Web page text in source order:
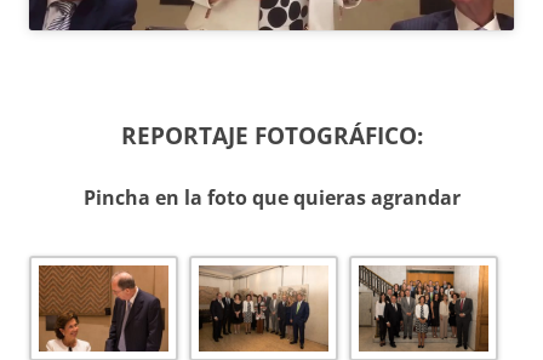
REPORTAJE FOTOGRÁFICO:
Pincha en la foto que quieras agrandar